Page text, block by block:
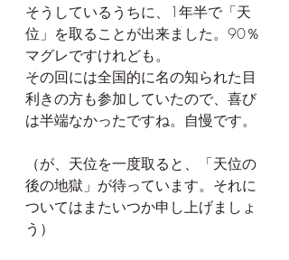
そうしているうちに、1年半で「天
位」を取ることが出来ました。90％
マグレですけれども。
その回には全国的に名の知られた目
利きの方も参加していたので、喜び
は半端なかったですね。自慢です。
（が、天位を一度取ると、「天位の
後の地獄」が待っています。それに
ついてはまたいつか申し上げましょ
う）